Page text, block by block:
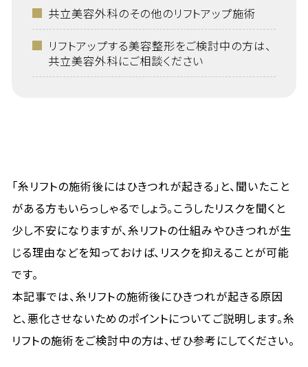
共立美容外科のその他のリフトアップ施術
リフトアップする美容整形をご検討中の方は、
共立美容外科にご相談ください
「糸リフトの施術後にはひきつれが起きる」と、聞いたこと
がある方もいらっしゃるでしょう。こうしたリスクを聞くと
少し不安になりますが、糸リフトの仕組みやひきつれが生
じる理由などを知っておけば、リスクを抑えることが可能
です。
本記事では、糸リフトの施術後にひきつれが起きる原因
と、悪化させないためのポイントについてご説明します。糸
リフトの施術をご検討中の方は、ぜひ参考にしてください。